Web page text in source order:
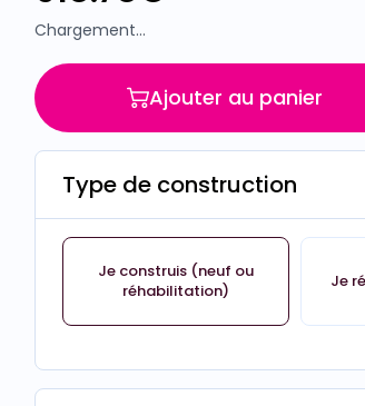
Chargement...
Ajouter au panier
Type de construction
Je construis (neuf ou
réhabilitation)
Je